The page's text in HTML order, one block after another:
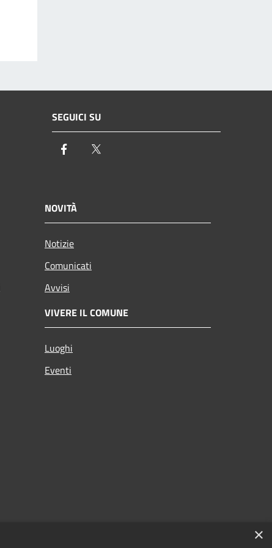
SEGUICI SU
Facebook
NOVITÀ
Notizie
Comunicati
Avvisi
VIVERE IL COMUNE
Luoghi
Eventi
×